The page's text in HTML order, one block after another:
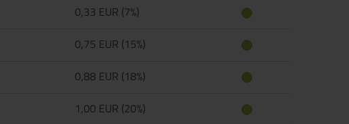
0,33 EUR (7%)
0,75 EUR (15%)
0,88 EUR (18%)
1,00 EUR (20%)